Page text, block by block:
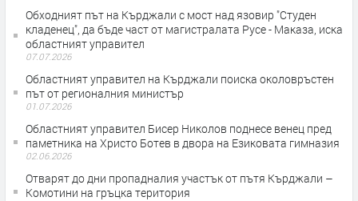
Обходният път на Кърджали с мост над язовир "Студен
кладенец", да бъде част от магистралата Русе - Маказа, иска
областният управител
07.07.2026
Областният управител на Кърджали поиска околовръстен
път от регионалния министър
01.07.2026
Областният управител Бисер Николов поднесе венец пред
паметника на Христо Ботев в двора на Езиковата гимназия
02.06.2026
Отварят до дни пропадналия участък от пътя Кърджали –
Комотини на гръцка територия